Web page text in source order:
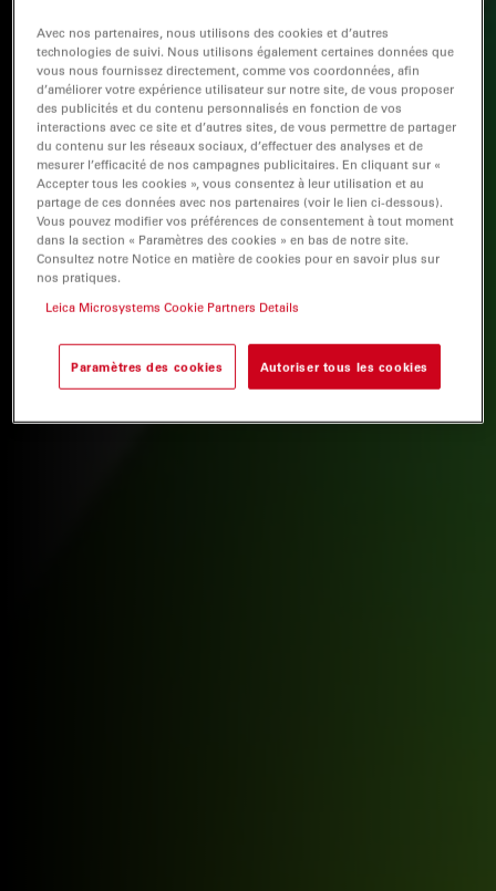
Avec nos partenaires, nous utilisons des cookies et d’autres
technologies de suivi. Nous utilisons également certaines données que
vous nous fournissez directement, comme vos coordonnées, afin
d’améliorer votre expérience utilisateur sur notre site, de vous proposer
des publicités et du contenu personnalisés en fonction de vos
interactions avec ce site et d’autres sites, de vous permettre de partager
du contenu sur les réseaux sociaux, d’effectuer des analyses et de
mesurer l’efficacité de nos campagnes publicitaires. En cliquant sur «
Accepter tous les cookies », vous consentez à leur utilisation et au
partage de ces données avec nos partenaires (voir le lien ci-dessous).
Vous pouvez modifier vos préférences de consentement à tout moment
dans la section « Paramètres des cookies » en bas de notre site.
Consultez notre Notice en matière de cookies pour en savoir plus sur
nos pratiques.
Leica Microsystems Cookie Partners Details
Paramètres des cookies Autoriser tous les cookies